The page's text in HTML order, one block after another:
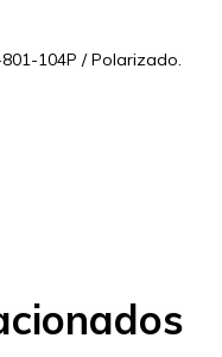
104P / Polarizado.